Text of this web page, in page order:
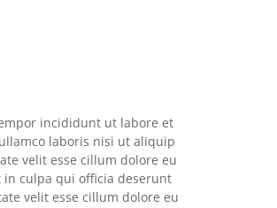
incididunt ut labore et
laboris nisi ut aliquip
velit esse cillum dolore eu
culpa qui officia deserunt
velit esse cillum dolore eu